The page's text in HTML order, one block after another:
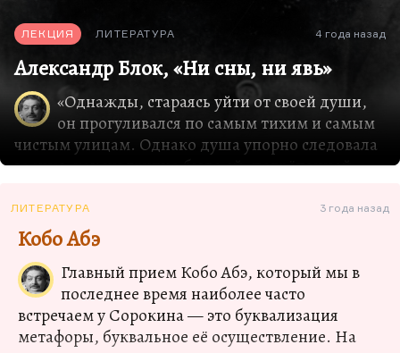
ЛЕКЦИЯ ЛИТЕРАТУРА 4 года назад
Александр Блок, «Ни сны, ни явь»
«Однажды, стараясь уйти от своей души,
он прогуливался по самым тихим и самым
чистым улицам. Однако душа упорно следовала
за ним, как ни трудно было ей, потрёпанной,
Вдруг над крышей высокого дома, в серых
сумерках зимнего дня, появилось лицо. Она
протягивала к нему руки и говорила:
— Я давно тянусь к тебе из чистых и тихих стран
неба. Едкий городской дым кутает меня в
грязную шубу. Руки мне режут телеграфные
провода. Перестань называть меня разными
ЛИТЕРАТУРА 3 года назад
Кобо Абэ
Главный прием Кобо Абэ, который мы в
последнее время наиболее часто
встречаем у Сорокина — это буквализация
метафоры, буквальное её осуществление. На